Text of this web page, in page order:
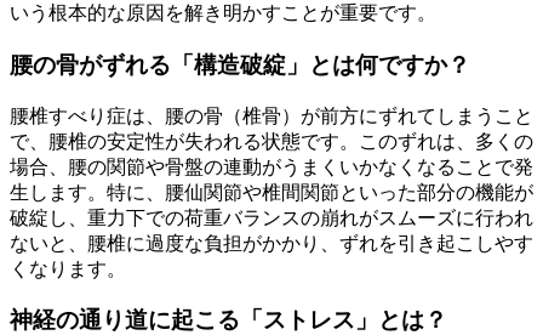
いう根本的な原因を解き明かすことが重要です。
腰の骨がずれる「構造破綻」とは何ですか？
腰椎すべり症は、腰の骨（椎骨）が前方にずれてしまうこと
で、腰椎の安定性が失われる状態です。このずれは、多くの
場合、腰の関節や骨盤の連動がうまくいかなくなることで発
生します。特に、腰仙関節や椎間関節といった部分の機能が
破綻し、重力下での荷重バランスの崩れがスムーズに行われ
ないと、腰椎に過度な負担がかかり、ずれを引き起こしやす
くなります。
神経の通り道に起こる「ストレス」とは？